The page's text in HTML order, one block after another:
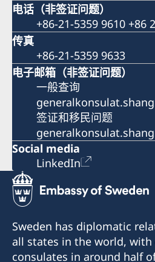
电话（非签证问题）
+86-21-5359 9610 +86
传真
+86-21-5359 9633
电子邮箱（非签证问题）
一般查询
签证和移民问题
Social media
LinkedIn
Sweden has diplomatic
all states in the world, with
consulates in around half